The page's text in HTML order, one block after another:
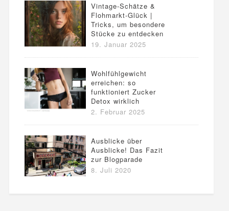
Vintage-Schätze &
Flohmarkt-Glück |
Tricks, um besondere
Stücke zu entdecken
19. Januar 2025
Wohlfühlgewicht
erreichen: so
funktioniert Zucker
Detox wirklich
2. Februar 2025
Ausblicke über
Ausblicke! Das Fazit
zur Blogparade
8. Juli 2020